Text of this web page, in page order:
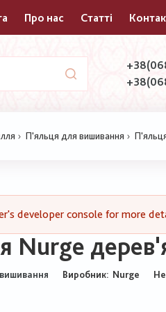
Про нас Статті
П'яльця для вишивання
developer console for more
Виробник: Nurge